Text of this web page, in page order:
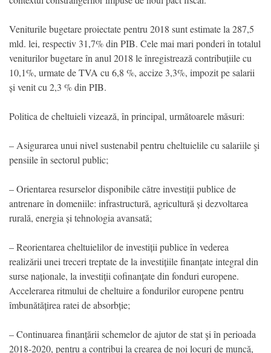
Veniturile bugetare proiectate pentru 2018 sunt estimate la 287,5
mld. lei, respectiv 31,7% din PIB. Cele mai mari ponderi în totalul
veniturilor bugetare în anul 2018 le înregistrează contribuțiile cu
10,1%, urmate de TVA cu 6,8 %, accize 3,3%, impozit pe salarii
și venit cu 2,3 % din PIB.
Politica de cheltuieli vizează, în principal, următoarele măsuri:
– Asigurarea unui nivel sustenabil pentru cheltuielile cu salariile şi
pensiile în sectorul public;
– Orientarea resurselor disponibile către investiții publice de
antrenare în domeniile: infrastructură, agricultură și dezvoltarea
rurală, energia și tehnologia avansată;
– Reorientarea cheltuielilor de investiții publice în vederea
realizării unei treceri treptate de la investițiile finanțate integral din
surse naționale, la investiții cofinanțate din fonduri europene.
Accelerarea ritmului de cheltuire a fondurilor europene pentru
îmbunătățirea ratei de absorbție;
– Continuarea finanțării schemelor de ajutor de stat şi în perioada
2018-2020, pentru a contribui la crearea de noi locuri de muncă,